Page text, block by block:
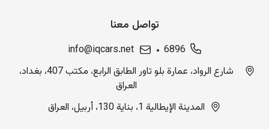
تواصل معنا
6896
info@iqcars.net
شارع الرواد، عمارة بلو تاور الطابق الرابع، مكتب 407، بغداد،
العراق
المدينة الإيطالية 1، بناية 130، أربيل، العراق